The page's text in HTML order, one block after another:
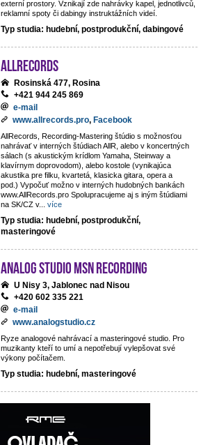
externí prostory. Vznikají zde nahrávky kapel, jednotlivců,
reklamní spoty či dabingy instruktážních videí.
Typ studia: hudební, postprodukční, dabingové
AllRecords
Rosinská 477, Rosina
+421 944 245 869
e-mail
www.allrecords.pro, Facebook
AllRecords, Recording-Mastering štúdio s možnosťou
nahrávať v interných štúdiach AllR, alebo v koncertných
sálach (s akustickým krídlom Yamaha, Steinway a
klavírnym doprovodom), alebo kostole (vynikajúca
akustika pre filku, kvartetá, klasicka gitara, opera a
pod.) Vypočuť možno v interných hudobných bankách
www.AllRecords.pro Spolupracujeme aj s iným štúdiami
na SK/CZ v... více
Typ studia: hudební, postprodukční,
masteringové
analog studio MSN recording
U Nisy 3, Jablonec nad Nisou
+420 602 335 221
e-mail
www.analogstudio.cz
Ryze analogové nahrávací a masteringové studio. Pro
muzikanty kteří to umí a nepotřebují vylepšovat své
výkony počítačem.
Typ studia: hudební, masteringové